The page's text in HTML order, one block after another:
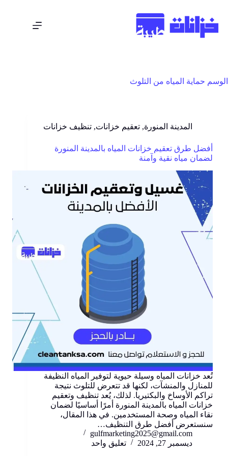
الوسم حماية المياه من التلوث
المدينة المنورة, تعقيم خزانات, تنظيف خزانات
أفضل طرق تعقيم خزانات المياه بالمدينة المنورة
لضمان مياه نقية وآمنة
تُعد خزانات المياه وسيلة حيوية لتوفير المياه النظيفة
للمنازل والمنشآت، لكنها قد تتعرض للتلوث نتيجة
تراكم الأوساخ والبكتيريا. لذلك، يُعد تنظيف وتعقيم
خزانات المياه بالمدينة المنورة أمرًا أساسيًا لضمان
نقاء المياه وصحة المستخدمين. في هذا المقال،
سنستعرض أفضل طرق التنظيف…
gulfmarketing2025@gmail.com
ديسمبر 27, 2024
تعليق واحد